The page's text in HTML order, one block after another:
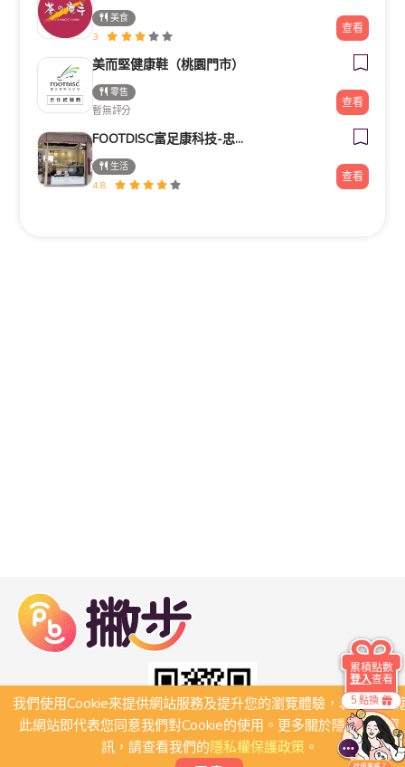
美食
3
查看
美而堅健康鞋（桃園門市）
零售
暫無評分
查看
FOOTDISC富足康科技-忠孝直營門市
生活
4.8
查看
我們使用Cookie來提供網站服務及提升您的瀏覽體驗，若繼續瀏
此網站即代表您同意我們對Cookie的使用。更多關於隱私保護資
訊，請查看我們的隱私權保護政策。
5 點換
累積點數
登入查看